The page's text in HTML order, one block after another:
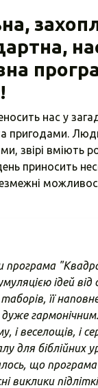
нас у
пригодами.
звірі вміють
приносить
програма
ідей
таборів, її
і веселощів, і
для біблійних
що програма
виклики